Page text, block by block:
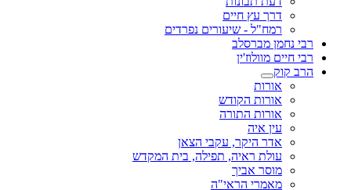
דרך עץ חיים
רמח"ל - שיעורים נפרדים
רבי נחמן מברסלב
רבי חיים מוולוז'ין
הרב קוק
אורות
אורות הקודש
אורות התורה
עין איה
אדר היקר, עקבי הצאן
עולת ראיה, תפילה, בית המקדש
מוסר אביך
מאמרי הראי"ה